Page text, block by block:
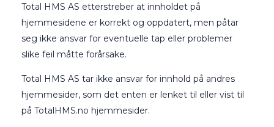
Total HMS AS etterstreber at innholdet på
hjemmesidene er korrekt og oppdatert, men påtar
seg ikke ansvar for eventuelle tap eller problemer
slike feil måtte forårsake.
Total HMS AS tar ikke ansvar for innhold på andres
hjemmesider, som det enten er lenket til eller vist til
på TotalHMS.no hjemmesider.